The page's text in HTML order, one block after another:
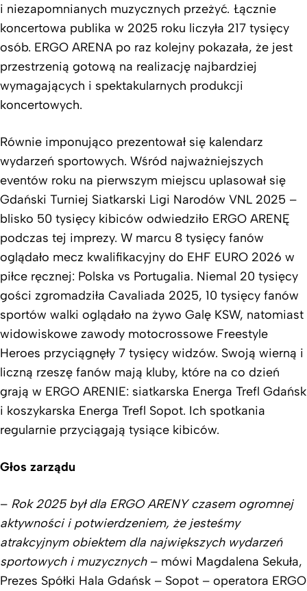
i niezapomnianych muzycznych przeżyć. Łącznie
koncertowa publika w 2025 roku liczyła 217 tysięcy
osób. ERGO ARENA po raz kolejny pokazała, że jest
przestrzenią gotową na realizację najbardziej
wymagających i spektakularnych produkcji
koncertowych.
Równie imponująco prezentował się kalendarz
wydarzeń sportowych. Wśród najważniejszych
eventów roku na pierwszym miejscu uplasował się
Gdański Turniej Siatkarski Ligi Narodów VNL 2025 –
blisko 50 tysięcy kibiców odwiedziło ERGO ARENĘ
podczas tej imprezy. W marcu 8 tysięcy fanów
oglądało mecz kwalifikacyjny do EHF EURO 2026 w
piłce ręcznej: Polska vs Portugalia. Niemal 20 tysięcy
gości zgromadziła Cavaliada 2025, 10 tysięcy fanów
sportów walki oglądało na żywo Galę KSW, natomiast
widowiskowe zawody motocrossowe Freestyle
Heroes przyciągnęły 7 tysięcy widzów. Swoją wierną i
liczną rzeszę fanów mają kluby, które na co dzień
grają w ERGO ARENIE: siatkarska Energa Trefl Gdańsk
i koszykarska Energa Trefl Sopot. Ich spotkania
regularnie przyciągają tysiące kibiców.
Głos zarządu
– Rok 2025 był dla ERGO ARENY czasem ogromnej
aktywności i potwierdzeniem, że jesteśmy
atrakcyjnym obiektem dla największych wydarzeń
sportowych i muzycznych– mówi Magdalena Sekuła,
Prezes Spółki Hala Gdańsk – Sopot – operatora ERGO